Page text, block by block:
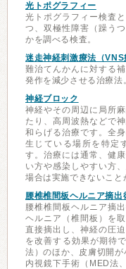
光トポグラフィー
光トポグラフィー検査
つ、双極性障害（躁う
かを調べる検査。
迷走神経刺激療法（
難治てんかんに対する
発作を減少させる治療法
神経ブロック
神経やその周辺に局所
たり、高周波熱などで
和らげる治療です。全
生じている場所を特定
す。治療には通常、健
い方や感染しやすい方
場合は実施できないこと
腰椎椎間板ヘルニア摘出
腰椎椎間板ヘルニア摘
ヘルニア（椎間板）を
直接摘出し、神経の圧
を改善する効果が期待
法）のほか、皮膚切開
内視鏡下手術（MED法